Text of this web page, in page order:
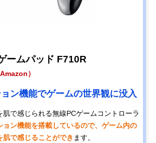
ームパッド F710R
）
ン機能でゲームの世界観に没入
肌で感じられる無線PCゲームコントローラ
ョン機能を搭載しているので、ゲーム内の
肌で感じることができ ます。